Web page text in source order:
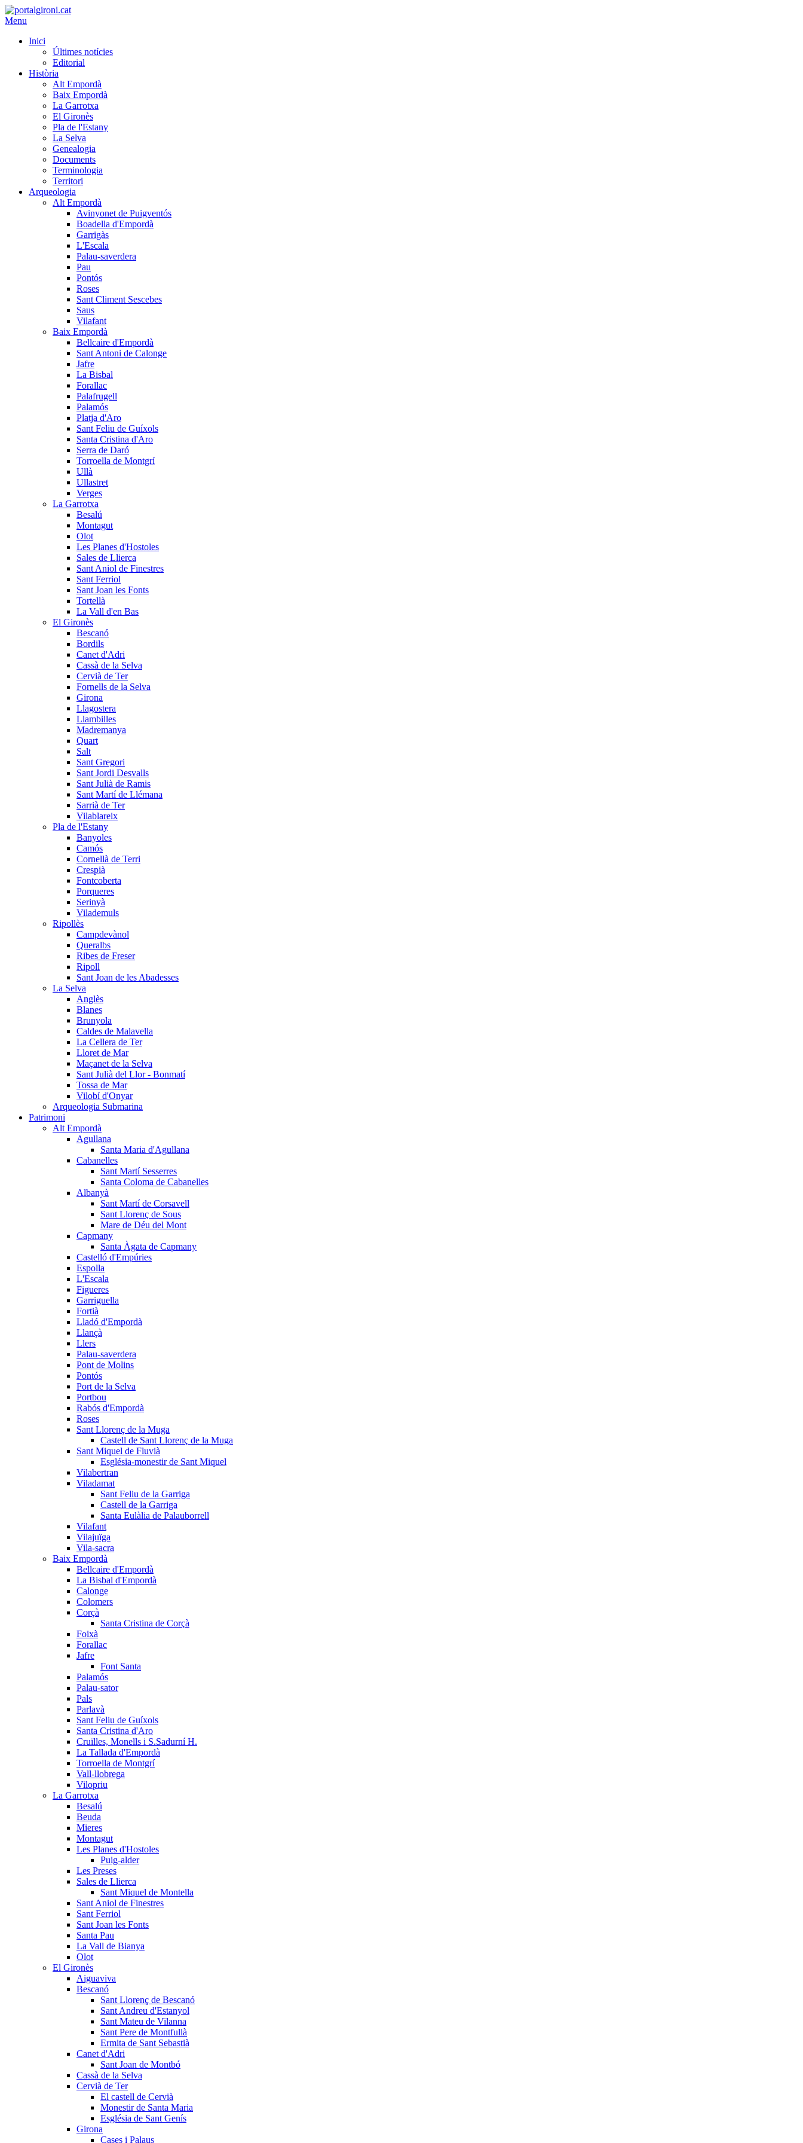
Menu
Inici
Últimes notícies
Editorial
Història
Alt Empordà
Baix Empordà
La Garrotxa
El Gironès
Pla de l'Estany
La Selva
Genealogia
Documents
Terminologia
Territori
Arqueologia
Alt Empordà
Avinyonet de Puigventós
Boadella d'Empordà
Garrigàs
L'Escala
Palau-saverdera
Pau
Pontós
Roses
Sant Climent Sescebes
Saus
Vilafant
Baix Empordà
Bellcaire d'Empordà
Sant Antoni de Calonge
Jafre
La Bisbal
Forallac
Palafrugell
Palamós
Platja d'Aro
Sant Feliu de Guíxols
Santa Cristina d'Aro
Serra de Daró
Torroella de Montgrí
Ullà
Ullastret
Verges
La Garrotxa
Besalú
Montagut
Olot
Les Planes d'Hostoles
Sales de Llierca
Sant Aniol de Finestres
Sant Ferriol
Sant Joan les Fonts
Tortellà
La Vall d'en Bas
El Gironès
Bescanó
Bordils
Canet d'Adri
Cassà de la Selva
Cervià de Ter
Fornells de la Selva
Girona
Llagostera
Llambilles
Madremanya
Quart
Salt
Sant Gregori
Sant Jordi Desvalls
Sant Julià de Ramis
Sant Martí de Llémana
Sarrià de Ter
Vilablareix
Pla de l'Estany
Banyoles
Camós
Cornellà de Terri
Crespià
Fontcoberta
Porqueres
Serinyà
Vilademuls
Ripollès
Campdevànol
Queralbs
Ribes de Freser
Ripoll
Sant Joan de les Abadesses
La Selva
Anglès
Blanes
Brunyola
Caldes de Malavella
La Cellera de Ter
Lloret de Mar
Maçanet de la Selva
Sant Julià del Llor - Bonmatí
Tossa de Mar
Vilobí d'Onyar
Arqueologia Submarina
Patrimoni
Alt Empordà
Agullana
Santa Maria d'Agullana
Cabanelles
Sant Martí Sesserres
Santa Coloma de Cabanelles
Albanyà
Sant Martí de Corsavell
Sant Llorenç de Sous
Mare de Déu del Mont
Capmany
Santa Àgata de Capmany
Castelló d'Empúries
Espolla
L'Escala
Figueres
Garriguella
Fortià
Lladó d'Empordà
Llançà
Llers
Palau-saverdera
Pont de Molins
Pontós
Port de la Selva
Portbou
Rabós d'Empordà
Roses
Sant Llorenç de la Muga
Castell de Sant Llorenç de la Muga
Sant Miquel de Fluvià
Església-monestir de Sant Miquel
Vilabertran
Viladamat
Sant Feliu de la Garriga
Castell de la Garriga
Santa Eulàlia de Palauborrell
Vilafant
Vilajuïga
Vila-sacra
Baix Empordà
Bellcaire d'Empordà
La Bisbal d'Empordà
Calonge
Colomers
Corçà
Santa Cristina de Corçà
Foixà
Forallac
Jafre
Font Santa
Palamós
Palau-sator
Pals
Parlavà
Sant Feliu de Guíxols
Santa Cristina d'Aro
Cruïlles, Monells i S.Sadurní H.
La Tallada d'Empordà
Torroella de Montgrí
Vall-llobrega
Vilopriu
La Garrotxa
Besalú
Beuda
Mieres
Montagut
Les Planes d'Hostoles
Puig-alder
Les Preses
Sales de Llierca
Sant Miquel de Montella
Sant Aniol de Finestres
Sant Ferriol
Sant Joan les Fonts
Santa Pau
La Vall de Bianya
Olot
El Gironès
Aiguaviva
Bescanó
Sant Llorenç de Bescanó
Sant Andreu d'Estanyol
Sant Mateu de Vilanna
Sant Pere de Montfullà
Ermita de Sant Sebastià
Canet d'Adri
Sant Joan de Montbó
Cassà de la Selva
Cervià de Ter
El castell de Cervià
Monestir de Santa Maria
Església de Sant Genís
Girona
Cases i Palaus